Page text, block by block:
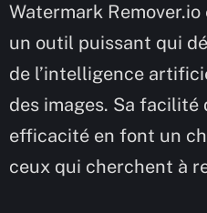
Watermark
un outil puissant qui
de l’intelligence
des images. Sa facilité
efficacité en font un
ceux qui cherchent à